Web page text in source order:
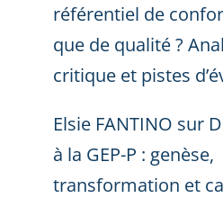
référentiel de
que de qualité ?
critique et pistes
Elsie FANTINO sur
à la GEP-P : genèse,
transformation et